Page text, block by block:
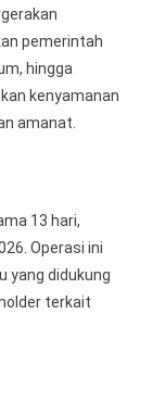
pemerintah
hingga
kenyamanan
amanat.
13 hari,
Operasi ini
yang didukung
terkait